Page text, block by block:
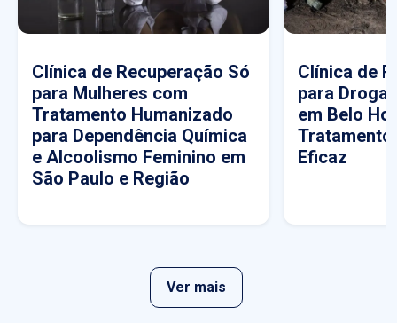
Clínica de Recuperação Só
para Mulheres com
Tratamento Humanizado
para Dependência Química
e Alcoolismo Feminino em
São Paulo e Região
Clínica de
para
em Belo
Tratamento
Eficaz
Ver mais